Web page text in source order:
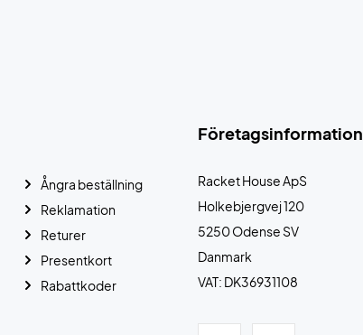
Företagsinformation
Racket House ApS
Holkebjergvej 120
5250 Odense SV
Danmark
VAT: DK36931108
Ångra beställning
Reklamation
Returer
Presentkort
Rabattkoder